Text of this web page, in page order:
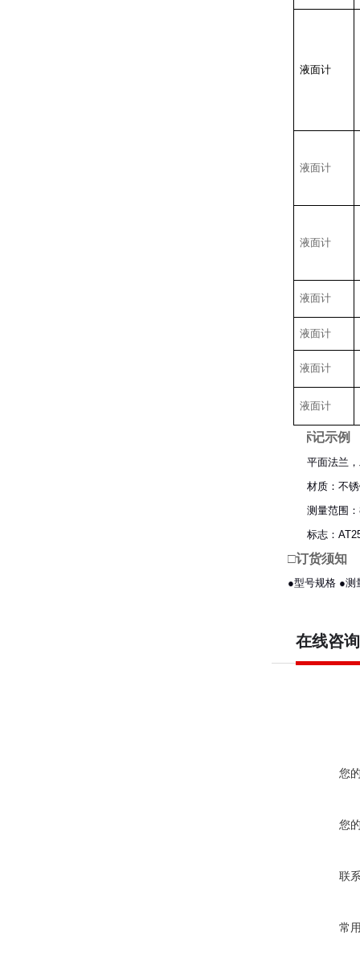
液面计
液面计
液面计
液面计
液面计
液面计
液面计
标记示例
平面法兰
材质：不
测量范围
标志：
□订货须知
●型号规格 ●测
在线咨询
您
您
联
常